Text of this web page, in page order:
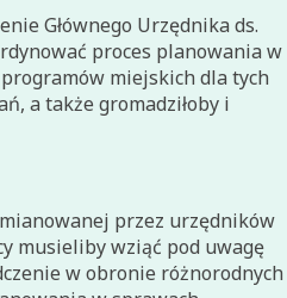
Głównego Urzędnika ds.
proces planowania w
miejskich dla tych
a także gromadziłoby i
przez urzędników
musieliby wziąć pod uwagę
w obronie różnorodnych